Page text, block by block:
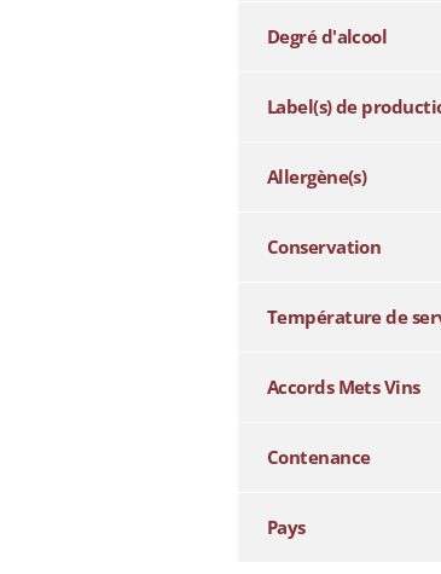
Degré d'alcool
Label(s) de
Allergène(s)
Conservation
Température de
Accords Mets Vins
Contenance
Pays